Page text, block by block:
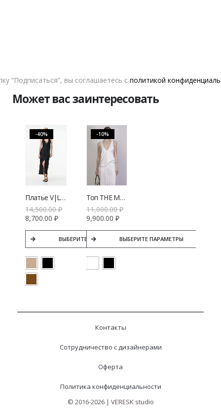
Может вас заинтересовать
-40%
Платье V|L Dual из вискозы
14,500.00₽
8,700.00₽
ВЫБЕРИТЕ ПАРАМЕТРЫ
-10%
Топ THE MOON с глубоким декольте
11,000.00₽
9,900.00 ₽
ВЫБЕРИТЕ ПАРАМЕТРЫ
Контакты
Сотрудничество с дизайнерами
Оферта
Политика конфиденциальности
© 2016-2026 | VERESK studio
“Подписаться”, вы соглашаетесь с политикой